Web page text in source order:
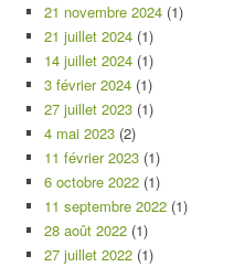
21 novembre 2024 (1)
21 juillet 2024 (1)
14 juillet 2024 (1)
3 février 2024 (1)
27 juillet 2023 (1)
4 mai 2023 (2)
11 février 2023 (1)
6 octobre 2022 (1)
11 septembre 2022 (1)
28 août 2022 (1)
27 juillet 2022 (1)